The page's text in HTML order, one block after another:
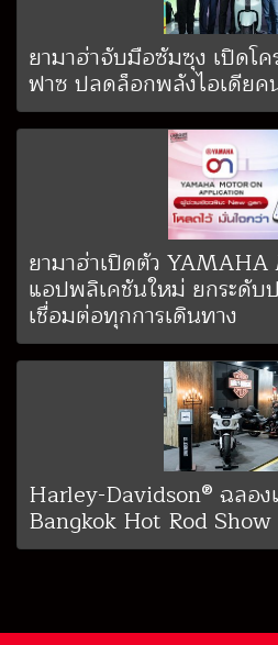
ยามาฮ่าจับมือซัมซุง เปิดโค
ฟาซ ปลดล็อกพลังไอเดียค
ยามาฮ่าเปิดตัว
แอปพลิเคชันใหม่ ยกระดับ
เชื่อมต่อทุกการเดินทาง
Harley-Davidson® ฉลอ
Bangkok Hot Rod